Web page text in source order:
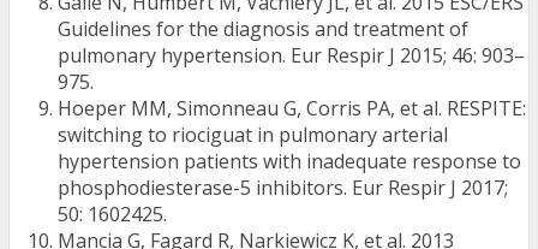
Guidelines for the diagnosis and treatment of
pulmonary hypertension. Eur Respir J 2015; 46: 903–
975.
Hoeper MM, Simonneau G, Corris PA, et al. RESPITE:
switching to riociguat in pulmonary arterial
hypertension patients with inadequate response to
phosphodiesterase-5 inhibitors. Eur Respir J 2017;
50: 1602425.
Mancia G, Fagard R, Narkiewicz K, et al. 2013